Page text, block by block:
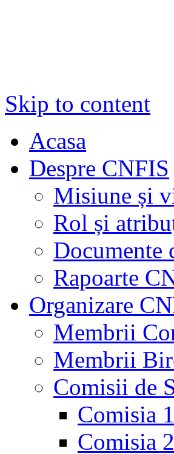
Skip to content
Acasa
Despre CNFIS
Misiune și
Rol și
Documente
Rapoarte
Organizare
Membrii
Membrii
Comisii de
Comisia
Comisia